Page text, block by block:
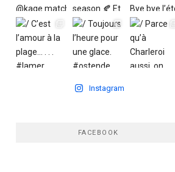
Instagram
FACEBOOK